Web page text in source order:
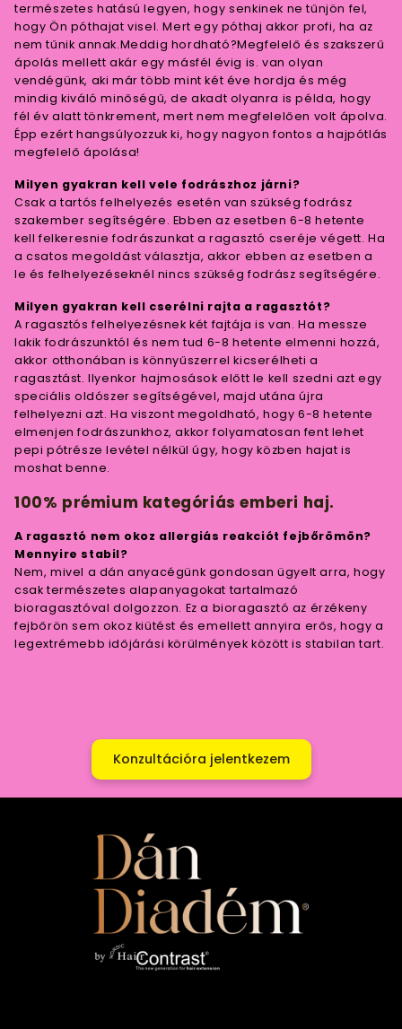
természetes hatású legyen, hogy senkinek ne tűnjön fel,
hogy Ön póthajat visel. Mert egy póthaj akkor profi, ha az
nem tűnik annak.Meddig hordható?Megfelelő és szakszerű
ápolás mellett akár egy másfél évig is. van olyan
vendégünk, aki már több mint két éve hordja és még
mindig kiváló minőségű, de akadt olyanra is példa, hogy
fél év alatt tönkrement, mert nem megfelelően volt ápolva.
Épp ezért hangsúlyozzuk ki, hogy nagyon fontos a hajpótlás
megfelelő ápolása!
Milyen gyakran kell vele fodrászhoz járni?
Csak a tartós felhelyezés esetén van szükség fodrász
szakember segítségére. Ebben az esetben 6-8 hetente
kell felkeresnie fodrászunkat a ragasztó cseréje végett. Ha
a csatos megoldást választja, akkor ebben az esetben a
le és felhelyezéseknél nincs szükség fodrász segítségére.
Milyen gyakran kell cserélni rajta a ragasztót?
A ragasztós felhelyezésnek két fajtája is van. Ha messze
lakik fodrászunktól és nem tud 6-8 hetente elmenni hozzá,
akkor otthonában is könnyűszerrel kicserélheti a
ragasztást. Ilyenkor hajmosások előtt le kell szedni azt egy
speciális oldószer segítségével, majd utána újra
felhelyezni azt. Ha viszont megoldható, hogy 6-8 hetente
elmenjen fodrászunkhoz, akkor folyamatosan fent lehet
pepi pótrésze levétel nélkül úgy, hogy közben hajat is
moshat benne.
100% prémium kategóriás emberi haj.
A ragasztó nem okoz allergiás reakciót fejbőrömön?
Mennyire stabil?
Nem, mivel a dán anyacégünk gondosan ügyelt arra, hogy
csak természetes alapanyagokat tartalmazó
bioragasztóval dolgozzon. Ez a bioragasztó az érzékeny
fejbőrön sem okoz kiütést és emellett annyira erős, hogy a
legextrémebb időjárási körülmények között is stabilan tart.
Konzultációra jelentkezem